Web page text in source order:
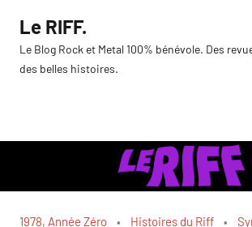
contenu
Le RIFF.
Le Blog Rock et Metal 100% bénévole. Des
des belles histoires.
1978, Année Zéro Histoires du Riff